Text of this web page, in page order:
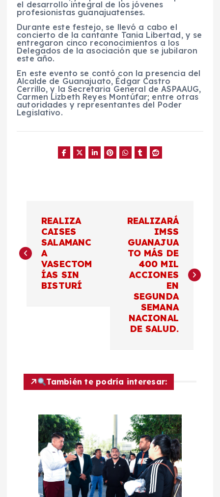
el desarrollo integral de los jóvenes
profesionistas guanajuatenses.
Durante este festejo, se llevó a cabo el
concierto de la cantante Tania Libertad, y se
entregaron cinco reconocimientos a los
Delegados de la asociación que se jubilaron
este año.
En este evento se contó con la presencia del
Alcalde de Guanajuato, Édgar Castro
Cerrillo, y la Secretaria General de ASPAAUG,
Carmen Lizbeth Reyes Montúfar; entre otras
autoridades y representantes del Poder
Legislativo.
v
REALIZA
CAISES
SALAMANC
A
VASECTOM
ÍAS SIN
BISTURÍ
REALIZARÁ
IMSS
GUANAJUA
TO MÁS DE
400 MIL
ACCIONES
EN
SEGUNDA
SEMANA
NACIONAL
DE SALUD.
También te podría interesar: